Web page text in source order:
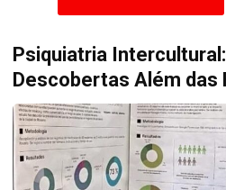
Psiquiatria
Descobertas Além das